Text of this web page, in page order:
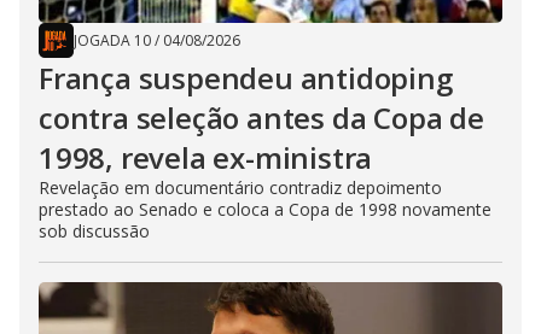
JOGADA 10/ 04/08/2026
França suspendeu antidoping
contra seleção antes da Copa de
1998, revela ex-ministra
Revelação em documentário contradiz depoimento
prestado ao Senado e coloca a Copa de 1998 novamente
sob discussão